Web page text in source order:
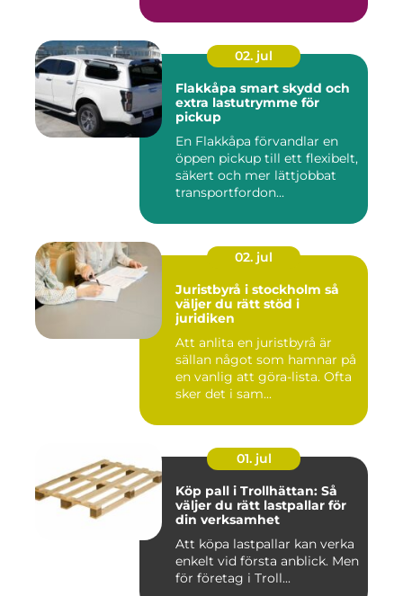
02. jul
Flakkåpa smart skydd och
extra lastutrymme för
pickup
En Flakkåpa förvandlar en
öppen pickup till ett flexibelt,
säkert och mer lättjobbat
transportfordon...
02. jul
Juristbyrå i stockholm så
väljer du rätt stöd i
juridiken
Att anlita en juristbyrå är
sällan något som hamnar på
en vanlig att göra-lista. Ofta
sker det i sam...
01. jul
Köp pall i Trollhättan: Så
väljer du rätt lastpallar för
din verksamhet
Att köpa lastpallar kan verka
enkelt vid första anblick. Men
för företag i Troll...